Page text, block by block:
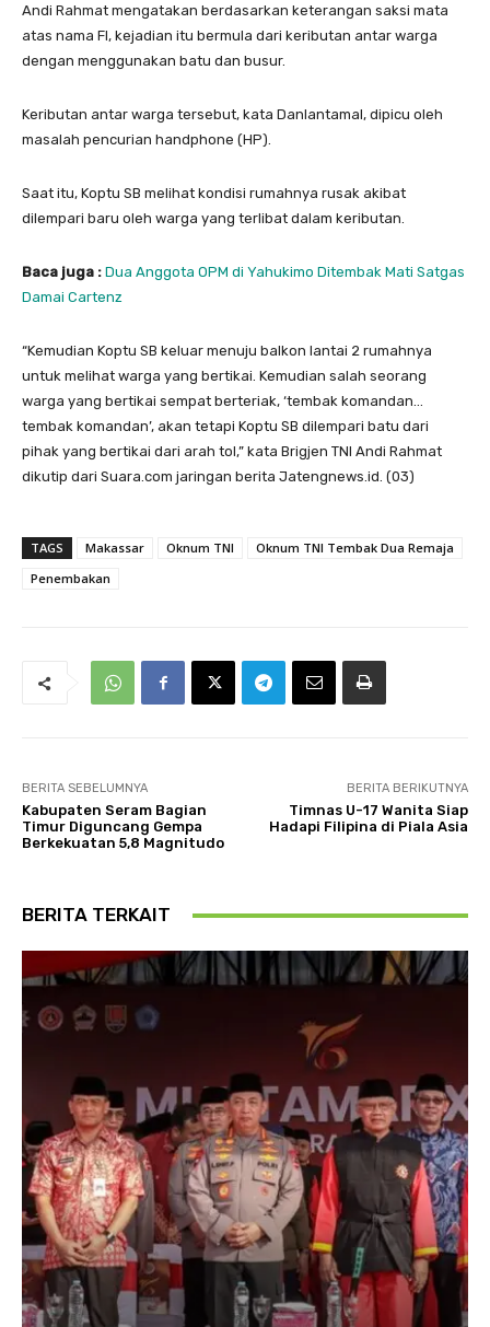
Andi Rahmat mengatakan berdasarkan keterangan saksi mata
atas nama FI, kejadian itu bermula dari keributan antar warga
dengan menggunakan batu dan busur.
Keributan antar warga tersebut, kata Danlantamal, dipicu oleh
masalah pencurian handphone (HP).
Saat itu, Koptu SB melihat kondisi rumahnya rusak akibat
dilempari baru oleh warga yang terlibat dalam keributan.
Baca juga : Dua Anggota OPM di Yahukimo Ditembak Mati Satgas
Damai Cartenz
“Kemudian Koptu SB keluar menuju balkon lantai 2 rumahnya
untuk melihat warga yang bertikai. Kemudian salah seorang
warga yang bertikai sempat berteriak, ‘tembak komandan…
tembak komandan’, akan tetapi Koptu SB dilempari batu dari
pihak yang bertikai dari arah tol,” kata Brigjen TNI Andi Rahmat
dikutip dari Suara.com jaringan berita Jatengnews.id. (03)
TAGS Makassar Oknum TNI
Oknum TNI Tembak Dua Remaja
Penembakan
BERITA SEBELUMNYA
Kabupaten Seram Bagian
Timur Diguncang Gempa
Berkekuatan 5,8 Magnitudo
BERITA BERIKUTNYA
Timnas U-17 Wanita Siap
Hadapi Filipina di Piala Asia
BERITA TERKAIT